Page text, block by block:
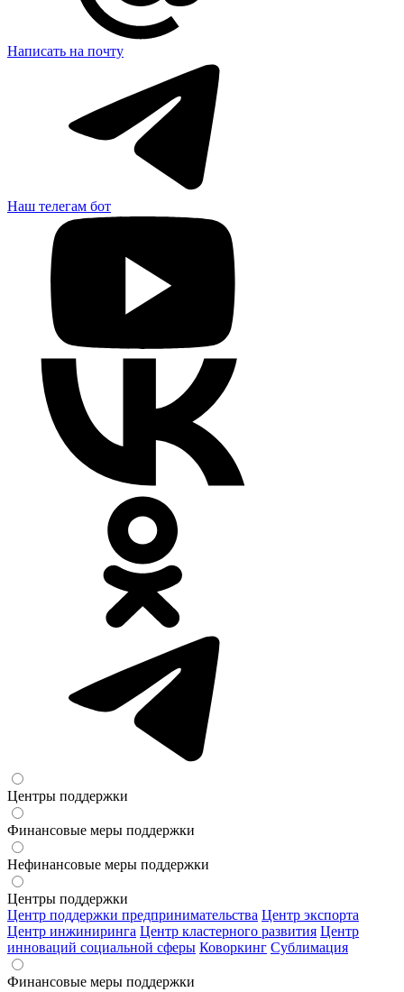
Написать на почту
Наш телегам бот
Центры поддержки
Финансовые меры поддержки
Нефинансовые меры поддержки
Центры поддержки
Центр поддержки предпринимательства Центр экспорта
Центр инжиниринга Центр кластерного развития Центр
инноваций социальной сферы Коворкинг Сублимация
Финансовые меры поддержки